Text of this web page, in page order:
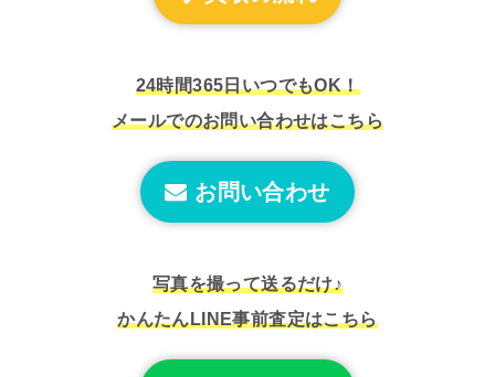
24時間365日いつでもOK！
メールでのお問い合わせはこちら
お問い合わせ
写真を撮って送るだけ♪
かんたんLINE事前査定はこちら